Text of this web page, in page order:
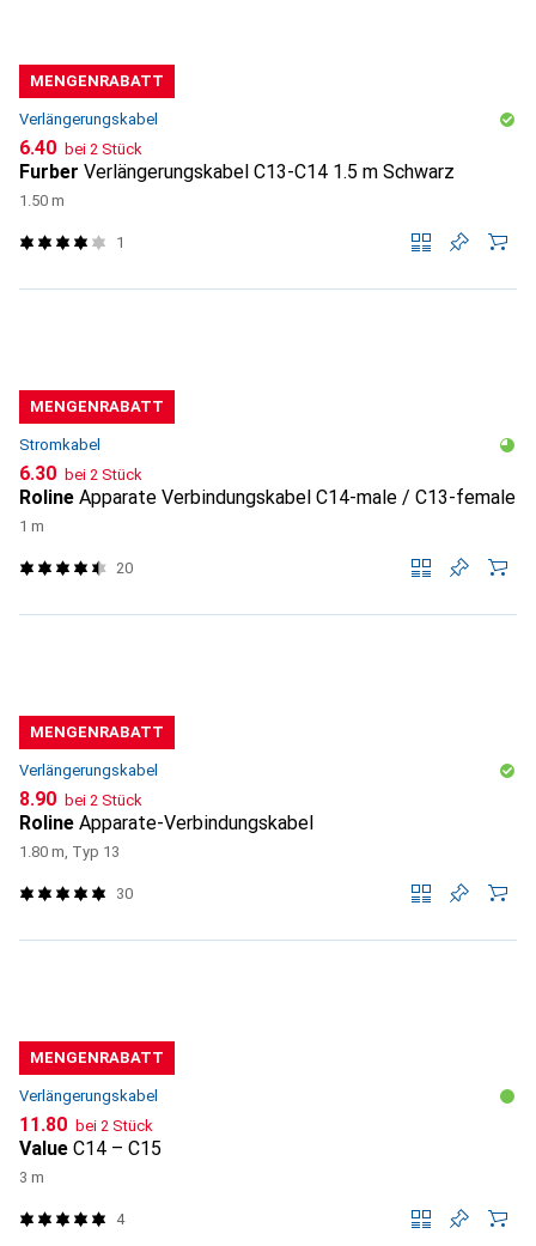
MENGENRABATT
Verlängerungskabel
CHF
6.40 bei 2 Stück
Furber Verlängerungskabel C13-C14 1.5 m Schwarz
1.50 m
1
MENGENRABATT
Stromkabel
CHF
6.30 bei 2 Stück
Roline Apparate Verbindungskabel C14-male / C13-female
1 m
20
MENGENRABATT
Verlängerungskabel
CHF
8.90 bei 2 Stück
Roline Apparate-Verbindungskabel
1.80 m, Typ 13
30
MENGENRABATT
Verlängerungskabel
CHF
11.80 bei 2 Stück
Value C14 – C15
3 m
4